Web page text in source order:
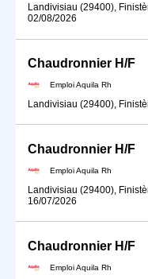
Landivisiau (29400),
02/08/2026
Chaudronnier H/F
Emploi Aquila Rh
Landivisiau (29400),
Chaudronnier H/F
Emploi Aquila Rh
Landivisiau (29400),
16/07/2026
Chaudronnier H/F
Emploi Aquila Rh